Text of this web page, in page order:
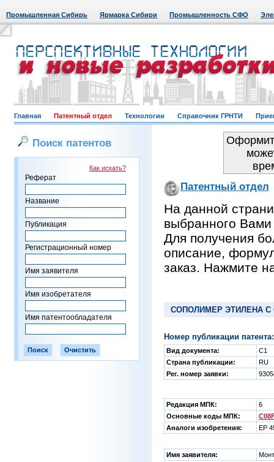
Промышленная Сибирь Ярмарка Сибири Промышленность СФО
Главная Патентный отдел Технологии Справочник ГРНТИ
Поиск патентов
Как искать?
Реферат
Название
Публикация
Регистрационный номер
Имя заявителя
Имя изобретателя
Имя патентообладателя
Патентный отдел
На данной
выбранного Вами
Для получения
описание,
заказ. Нажмите
СОПОЛИМЕР ЭТИЛЕНА
Номер публикации
Вид документа:
C1
Страна публикации:
RU
Рег. номер заявки:
Редакция МПК:
6
Основные коды МПК:
Аналоги изобретения:
EP
Имя заявителя: